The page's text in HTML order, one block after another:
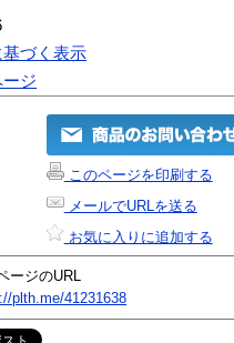
づく表示
ージ
このページを印刷する
メールでURLを送る
お気に入りに追加する
ージのURL
plth.me/41231638